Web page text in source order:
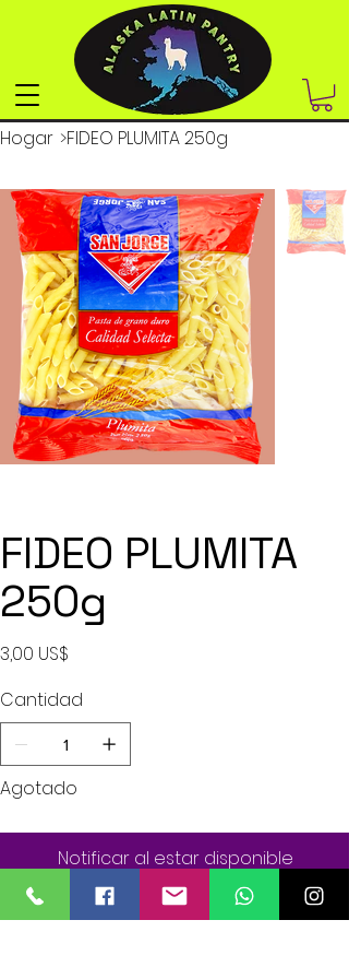
Hogar >FIDEO PLUMITA 250g
FIDEO PLUMITA
250g
Precio
3,00 US$
Cantidad
Agotado
Notificar al estar disponible